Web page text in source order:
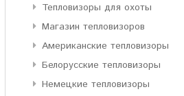
Тепловизоры для охоты
Магазин тепловизоров
Американские тепловизоры
Белорусские тепловизоры
Немецкие тепловизоры